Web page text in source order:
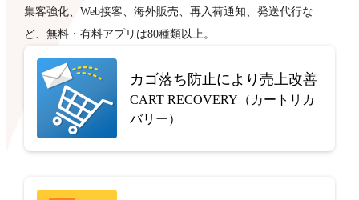
集客強化、Web接客、海外販売、再入荷通知、発送代行な
ど、無料・有料アプリは80種類以上。
カゴ落ち防止により売上改善
CART RECOVERY（カートリカ
バリー）